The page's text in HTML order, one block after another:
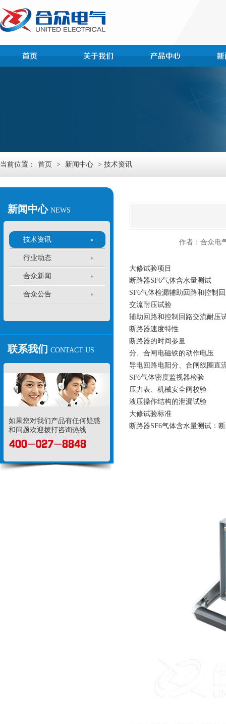
当前位置： 首页 > 新闻中心 > 技术资讯
新闻中心 NEWS
技术资讯
行业动态
合众新闻
合众公告
联系我们 CONTACT US
如果您对我们产品有任何疑惑
和问题欢迎拨打咨询热线
作者：合众电
大修试验项目
断路器SF6气体含水量测试
SF6气体检漏辅助回路和控制
交流耐压试验
辅助回路和控制回路交流耐压
断路器速度特性
断路器的时间参量
分、合闸电磁铁的动作电压
导电回路电阳分、合闸线圈直
SF6气体密度监视器检验
压力表、机械安全阀校验
液压操作结构的泄漏试验
大修试验标准
断路器SF6气体含水量测试：